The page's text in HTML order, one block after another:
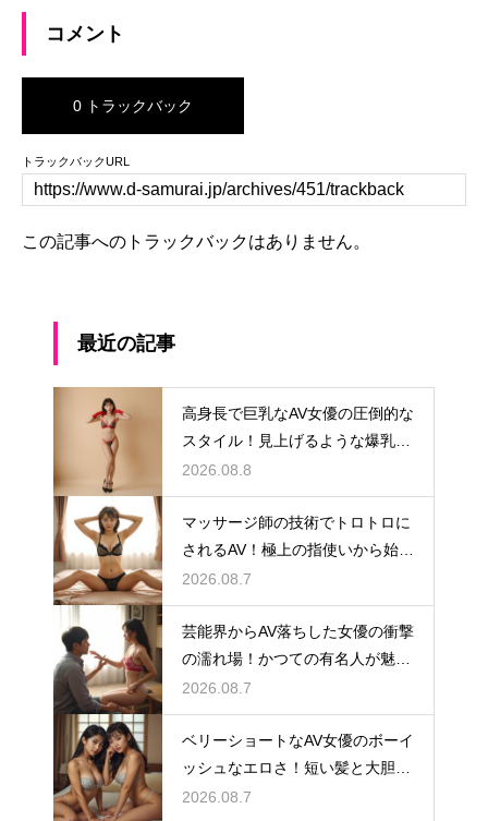
コメント
0 トラックバック
トラックバックURL
この記事へのトラックバックはありません。
最近の記事
高身長で巨乳なAV女優の圧倒的な
スタイル！見上げるような爆乳ボ
ディ
2026.08.8
マッサージ師の技術でトロトロに
されるAV！極上の指使いから始ま
る官能
2026.08.7
芸能界からAV落ちした女優の衝撃
の濡れ場！かつての有名人が魅せ
る本気の性
2026.08.7
ベリーショートなAV女優のボーイ
ッシュなエロさ！短い髪と大胆な
行為
2026.08.7